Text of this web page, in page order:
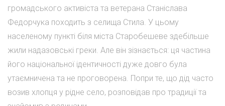
громадського активіста та ветерана Станіслава
Федорчука походить з селища Стила. У цьому
населеному пункті біля міста Старобешеве здебільше
жили надазовські греки. Але він зізнається: ця частина
його національної ідентичності дуже довго була
утаємничена та не проговорена. Попри те, що дід часто
возив хлопця у рідне село, розповідав про традиції та